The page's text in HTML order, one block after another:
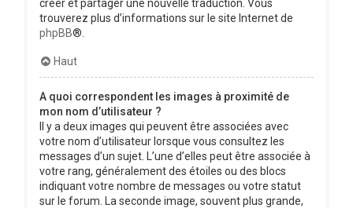
créer et partager une nouvelle traduction. Vous
trouverez plus d’informations sur le site Internet de
phpBB®.
Haut
A quoi correspondent les images à proximité de
mon nom d’utilisateur ?
Il y a deux images qui peuvent être associées avec
votre nom d’utilisateur lorsque vous consultez les
messages d’un sujet. L’une d’elles peut être associée à
votre rang, généralement des étoiles ou des blocs
indiquant votre nombre de messages ou votre statut
sur le forum. La seconde image, souvent plus grande,